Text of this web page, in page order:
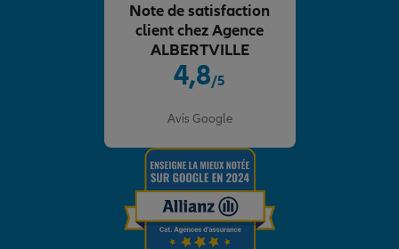
Placements financiers
Investissements immobiliers
Transmission
Départ à la retraite
Préparer l’avenir
Assurance habitation
Le Pack Famille
Allianz en France
4,8/5
Avis Google
Note de satisfaction
client chez Agence
ALBERTVILLE